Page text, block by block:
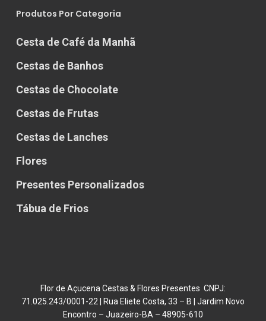
Produtos Por Categoria
Cesta de Café da Manhã
Cestas de Banhos
Cestas de Chocolate
Cestas de Frutas
Cestas de Lanches
Flores
Presentes Personalizados
Tábua de Frios
Flor de Açucena Cestas & Flores Presentes CNPJ:
71.025.243/0001-22 | Rua Eliete Costa, 33 – B | Jardim Novo
Encontro – Juazeiro-BA – 48905-610